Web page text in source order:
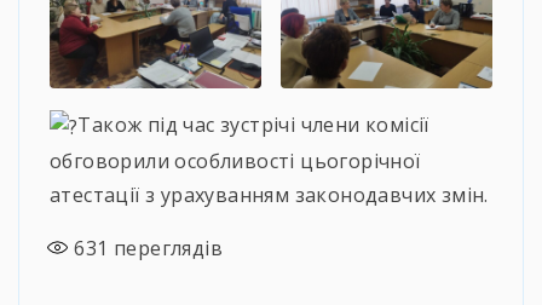
Також під час зустрічі члени комісії
обговорили особливості цьогорічної
атестації з урахуванням законодавчих змін.
631 переглядів